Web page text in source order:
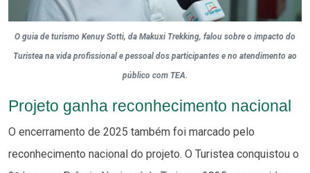
O guia de turismo Kenuy Sotti, da Makuxi Trekking, falou sobre o impacto do
Turistea na vida profissional e pessoal dos participantes e no atendimento ao
público com TEA.
Projeto ganha reconhecimento nacional
O encerramento de 2025 também foi marcado pelo
reconhecimento nacional do projeto. O Turistea conquistou o